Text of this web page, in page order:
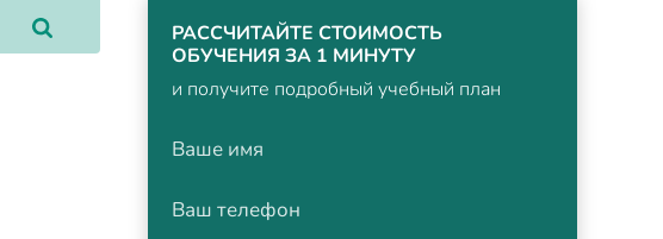
РАССЧИТАЙТЕ СТОИМОСТЬ
ОБУЧЕНИЯ ЗА 1 МИНУТУ
и получите подробный учебный план
Ваше имя
Ваш телефон